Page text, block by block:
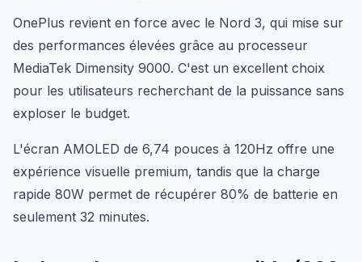
OnePlus revient en force avec le Nord 3, qui mise sur
des performances élevées grâce au processeur
MediaTek Dimensity 9000. C'est un excellent choix
pour les utilisateurs recherchant de la puissance sans
exploser le budget.
L'écran AMOLED de 6,74 pouces à 120Hz offre une
expérience visuelle premium, tandis que la charge
rapide 80W permet de récupérer 80% de batterie en
seulement 32 minutes.